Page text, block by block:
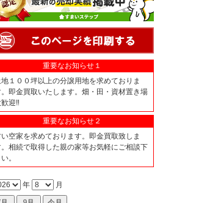
重要なお知らせ１
地１００坪以上の分譲用地を求めておりま
。即金買取いたします。畑・田・資材置き場
歓迎‼
重要なお知らせ２
い空家を求めております。即金買取致しま
。相続で取得した親の家等お気軽にご相談下
。
年 月